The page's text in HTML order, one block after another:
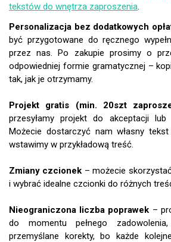
tekstów do wnętrza zaproszenia
Personalizacja bez dodatkowych
być przygotowane do ręcznego
przez nas. Po zakupie prosimy o
odpowiedniej formie gramatycznej –
tak, jak je otrzymamy.
Projekt gratis (min. 20szt
przesyłamy projekt do akceptacji lub
Możecie dostarczyć nam własny
wstawimy w przykładową treść.
Zmiany czcionek – możecie
i wybrać idealne czcionki do różnych
Nieograniczona liczba poprawek –
do momentu pełnego
przemyślane korekty, bo każde